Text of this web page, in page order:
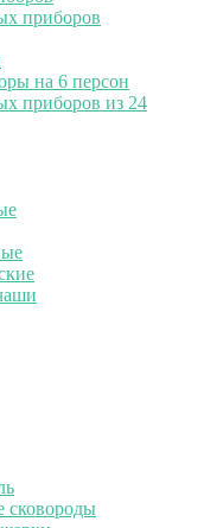
приборов
на 6 персон
приборов из 24
сковороды